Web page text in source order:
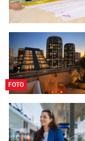
FOTO